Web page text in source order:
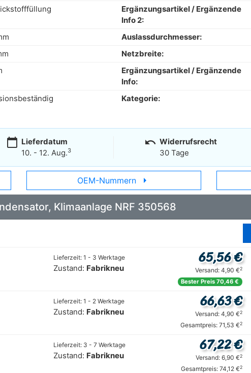
Ergänzungsartikel / Ergänzende
Info 2:
Auslassdurchmesser:
Netzbreite:
Ergänzungsartikel / Ergänzende
Info:
Kategorie:
calendar_today Lieferdatum
10. - 12. Aug.3
undo Widerrufsrecht
30 Tage
OEM-Nummern arrow_right
Klimaanlage NRF 350568
Lieferzeit: 1 - 3 Werktage
Zustand: Fabrikneu
65,56 €
Versand: 4,90 €2
Bester Preis 70,46 €
Lieferzeit: 1 - 2 Werktage
Zustand: Fabrikneu
66,63 €
Versand: 4,90 €2
Gesamtpreis: 71,53 €2
Lieferzeit: 3 - 7 Werktage
Zustand: Fabrikneu
67,22 €
Versand: 6,90 €2
Gesamtpreis: 74,12 €2